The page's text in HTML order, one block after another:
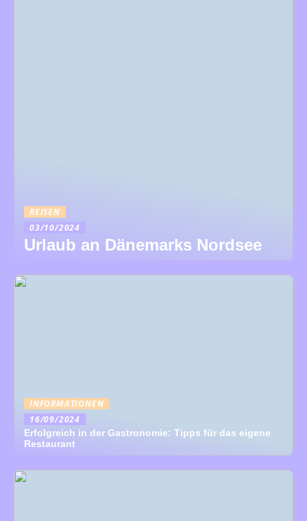
REISEN
03/10/2024
Urlaub an Dänemarks Nordsee
INFORMATIONEN
16/09/2024
Erfolgreich in der Gastronomie: Tipps für das eigene
Restaurant